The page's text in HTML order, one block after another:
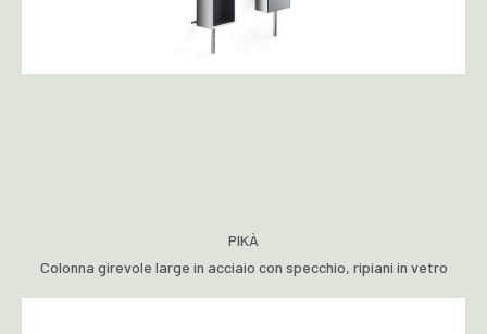
PIKÀ
Colonna girevole large in acciaio con specchio, ripiani in vetro